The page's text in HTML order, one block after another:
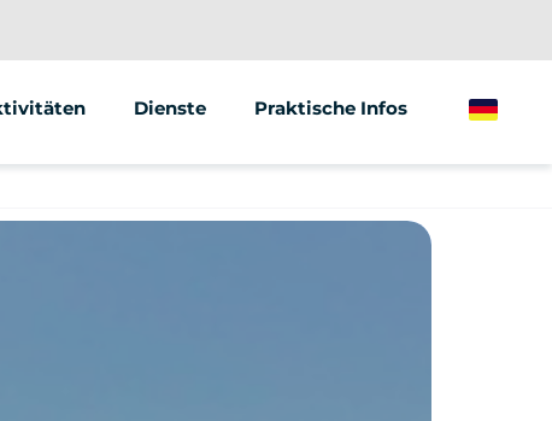
Dienste
Teambuilding
Praktische Infos German